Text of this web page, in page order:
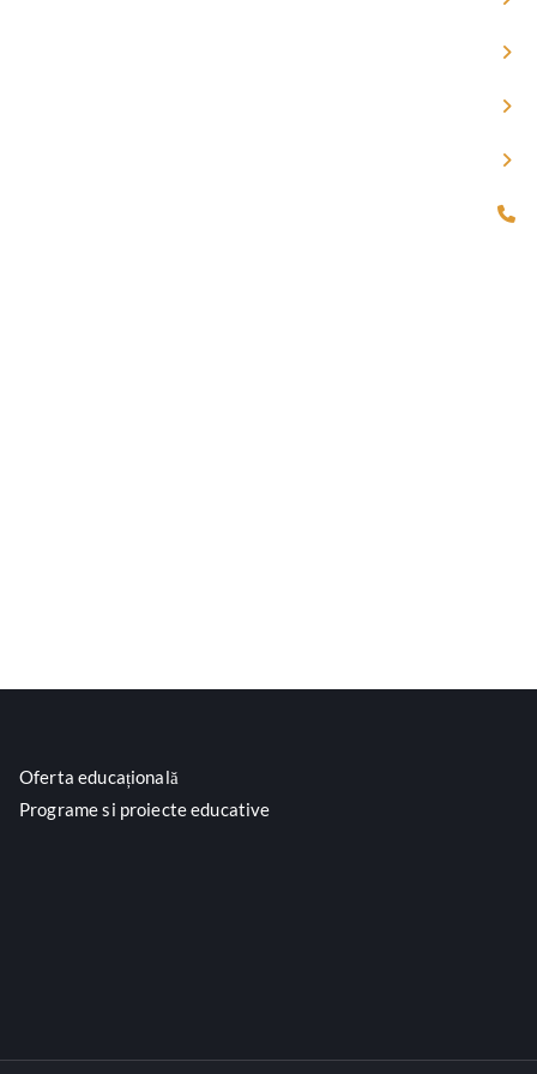
Oferta educațională
Programe si proiecte educative